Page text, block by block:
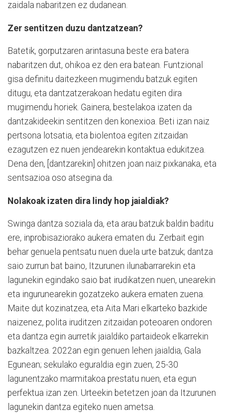
zaidala nabaritzen ez dudanean.
Zer sentitzen duzu dantzatzean?
Batetik, gorputzaren arintasuna beste era batera
nabaritzen dut, ohikoa ez den era batean. Funtzional
gisa definitu daitezkeen mugimendu batzuk egiten
ditugu, eta dantzatzerakoan hedatu egiten dira
mugimendu horiek. Gainera, bestelakoa izaten da
dantzakideekin sentitzen den konexioa. Beti izan naiz
pertsona lotsatia, eta biolentoa egiten zitzaidan
ezagutzen ez nuen jendearekin kontaktua edukitzea.
Dena den, [dantzarekin] ohitzen joan naiz pixkanaka, eta
sentsazioa oso atsegina da.
Nolakoak izaten dira lindy hop jaialdiak?
Swinga dantza soziala da, eta arau batzuk baldin baditu
ere, inprobisaziorako aukera ematen du. Zerbait egin
behar genuela pentsatu nuen duela urte batzuk; dantza
saio zurrun bat baino, Itzurunen ilunabarrarekin eta
lagunekin egindako saio bat irudikatzen nuen, unearekin
eta ingurunearekin gozatzeko aukera ematen zuena.
Maite dut kozinatzea, eta Aita Mari elkarteko bazkide
naizenez, polita iruditzen zitzaidan poteoaren ondoren
eta dantza egin aurretik jaialdiko partaideok elkarrekin
bazkaltzea. 2022an egin genuen lehen jaialdia, Gala
Egunean; sekulako eguraldia egin zuen, 25-30
lagunentzako marmitakoa prestatu nuen, eta egun
perfektua izan zen. Urteekin betetzen joan da Itzurunen
lagunekin dantza egiteko nuen ametsa.